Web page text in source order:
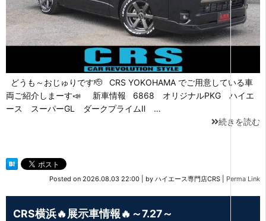
どうも～おじゅりです🫡 CRS YOKOHAMA でご用意している車
両ご紹介しまーす📣 新車情報 6868 オリジナルPKG ハイエ
ース スーパーGL ダークプライムⅡ …
続きを読む
Posted on 2026.08.03 22:00 by ハイエース専門店CRS Perma Link
CRS横浜🔥展示車情報🔥～7.27～